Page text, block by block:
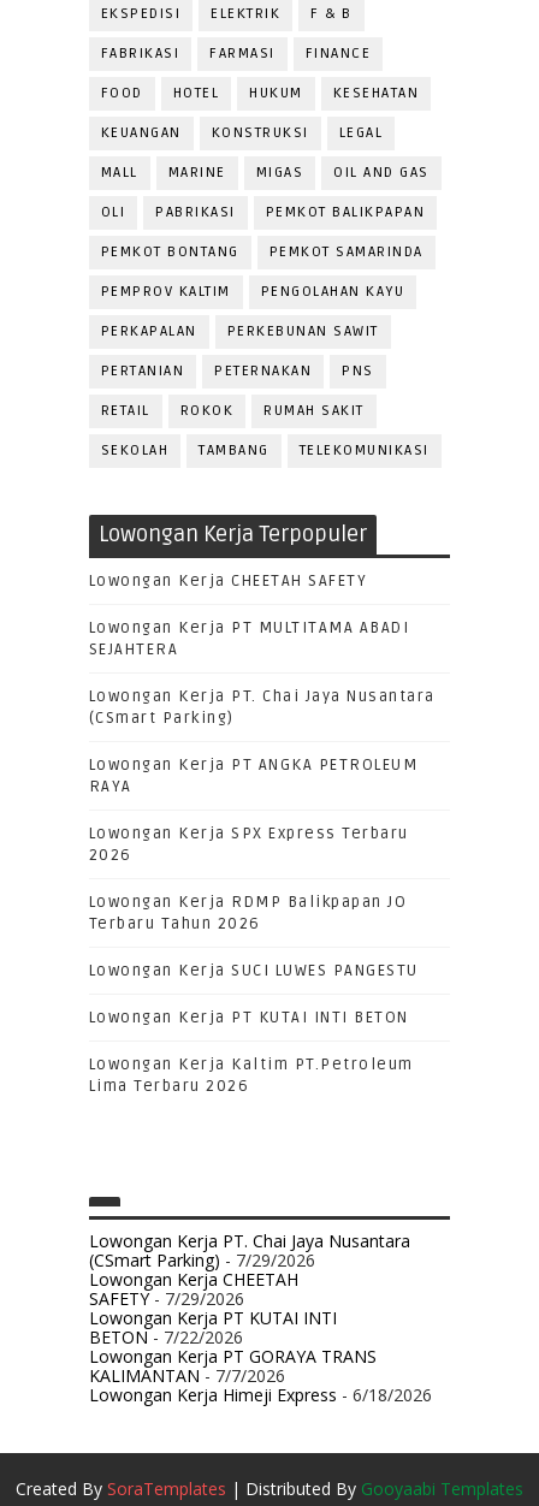
EKSPEDISI ELEKTRIK F & B
FABRIKASI FARMASI FINANCE
FOOD HOTEL HUKUM KESEHATAN
KEUANGAN KONSTRUKSI LEGAL
MALL MARINE MIGAS OIL AND GAS
OLI PABRIKASI PEMKOT BALIKPAPAN
PEMKOT BONTANG PEMKOT SAMARINDA
PEMPROV KALTIM PENGOLAHAN KAYU
PERKAPALAN PERKEBUNAN SAWIT
PERTANIAN PETERNAKAN PNS
RETAIL ROKOK RUMAH SAKIT
SEKOLAH TAMBANG TELEKOMUNIKASI
Lowongan Kerja Terpopuler
Lowongan Kerja CHEETAH SAFETY
Lowongan Kerja PT MULTITAMA ABADI
SEJAHTERA
Lowongan Kerja PT. Chai Jaya Nusantara
(CSmart Parking)
Lowongan Kerja PT ANGKA PETROLEUM
RAYA
Lowongan Kerja SPX Express Terbaru
2026
Lowongan Kerja RDMP Balikpapan JO
Terbaru Tahun 2026
Lowongan Kerja SUCI LUWES PANGESTU
Lowongan Kerja PT KUTAI INTI BETON
Lowongan Kerja Kaltim PT.Petroleum
Lima Terbaru 2026
Lowongan Kerja PT. Chai Jaya Nusantara
(CSmart Parking) - 7/29/2026
Lowongan Kerja CHEETAH
SAFETY- 7/29/2026
Lowongan Kerja PT KUTAI INTI
BETON- 7/22/2026
Lowongan Kerja PT GORAYA TRANS
KALIMANTAN- 7/7/2026
Lowongan Kerja Himeji Express - 6/18/2026
Created By SoraTemplates | Distributed By Gooyaabi Templates